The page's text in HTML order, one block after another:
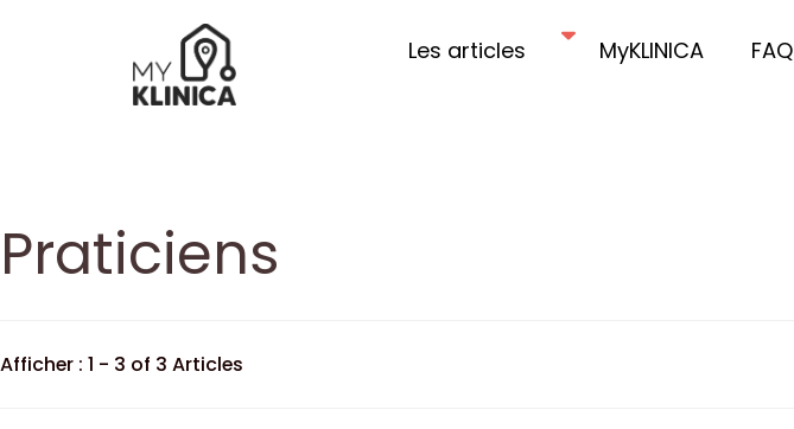
Les articles MyKLINICA FAQ
Praticiens
Afficher : 1 - 3 of 3 Articles